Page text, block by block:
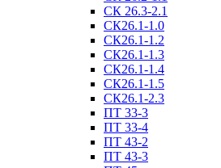
СК 26.3-2.1
СК26.1-1.0
СК26.1-1.2
СК26.1-1.3
СК26.1-1.4
СК26.1-1.5
СК26.1-2.3
ПТ 33-3
ПТ 33-4
ПТ 43-2
ПТ 43-3